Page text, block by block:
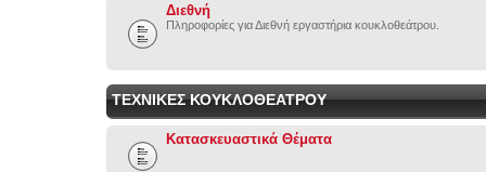
Διεθνή
Πληροφορίες για Διεθνή εργαστήρια κουκλοθεάτρου.
ΤΕΧΝΙΚΕΣ ΚΟΥΚΛΟΘΕΑΤΡΟΥ
Κατασκευαστικά Θέματα